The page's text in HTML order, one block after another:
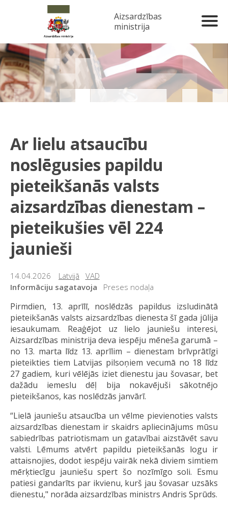
Aizsardzības
ministrija
Ar lielu atsaucību
noslēgusies papildu
pieteikšanās valsts
aizsardzības dienestam –
pieteikušies vēl 224
jaunieši
14.04.2026 Latvijā
VAD
Informāciju sagatavoja
Preses nodaļa
Pirmdien, 13. aprīlī, noslēdzās papildus izsludinātā
pieteikšanās valsts aizsardzības dienesta šī gada jūlija
iesaukumam. Reaģējot uz lielo jauniešu interesi,
Aizsardzības ministrija deva iespēju mēneša garumā –
no 13. marta līdz 13. aprīlim – dienestam brīvprātīgi
pieteikties tiem Latvijas pilsoņiem vecumā no 18 līdz
27 gadiem, kuri vēlējās iziet dienestu jau šovasar, bet
dažādu iemeslu dēļ bija nokavējuši sākotnējo
pieteikšanos, kas noslēdzās janvārī.
“Lielā jauniešu atsaucība un vēlme pievienoties valsts
aizsardzības dienestam ir skaidrs apliecinājums mūsu
sabiedrības patriotismam un gatavībai aizstāvēt savu
valsti. Lēmums atvērt papildu pieteikšanās logu ir
attaisnojies, dodot iespēju vairāk nekā diviem simtiem
mērķtiecīgu jauniešu spert šo nozīmīgo soli. Esmu
patiesi gandarīts par ikvienu, kurš jau šovasar uzsāks
dienestu," norāda aizsardzības ministrs Andris Sprūds.